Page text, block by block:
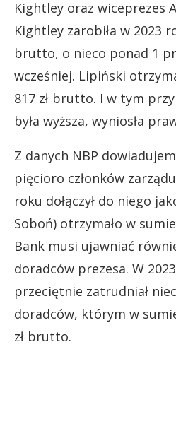
Kightley oraz wiceprezes
Kightley zarobiła w 2023
brutto, o nieco ponad 1
wcześniej. Lipiński
817 zł brutto. I w tym
była wyższa, wyniosła
Z danych NBP
pięcioro członków
roku dołączył do niego
Soboń) otrzymało w
Bank musi ujawniać
doradców prezesa. W
przeciętnie zatrudniał
doradców, którym w
zł brutto.